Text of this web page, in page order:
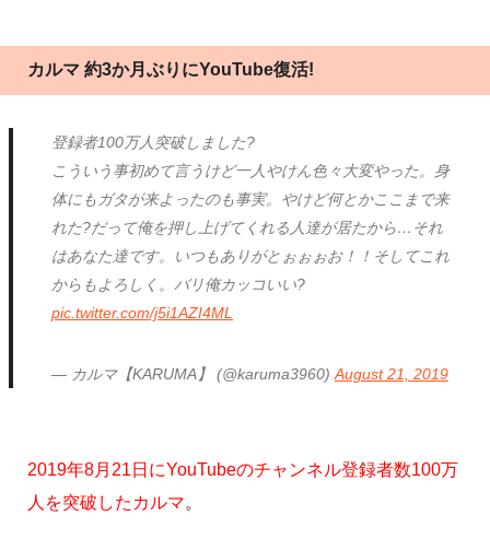
カルマ 約3か月ぶりにYouTube復活!
登録者100万人突破しました?
こういう事初めて言うけど一人やけん色々大変やった。身
体にもガタが来よったのも事実。やけど何とかここまで来
れた?だって俺を押し上げてくれる人達が居たから…それ
はあなた達です。いつもありがとぉぉぉお！！そしてこれ
からもよろしく。バリ俺カッコいい?
pic.twitter.com/j5i1AZI4ML
— カルマ【KARUMA】 (@karuma3960)August 21, 2019
2019年8月21日にYouTubeのチャンネル登録者数100万
人を突破したカルマ。